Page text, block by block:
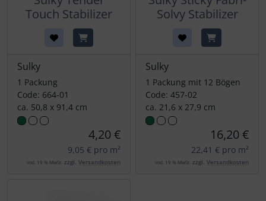
Touch Stabilizer
Sulky
1 Packung
Code: 664-01
ca. 50,8 x 91,4 cm
4,20 €
9,05 € pro m²
inkl. 19 % MwSt. zzgl. Versandkosten
Solvy Stabilizer
Sulky
1 Packung mit 12 Bögen
Code: 457-02
ca. 21,6 x 27,9 cm
16,20 €
22,41 € pro m²
inkl. 19 % MwSt. zzgl. Versandkosten